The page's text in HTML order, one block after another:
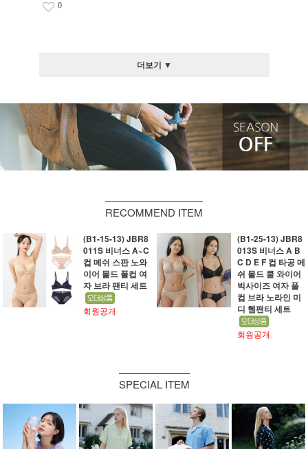
0
더보기 ▼
RECOMMEND ITEM
(B1-15-13) JBR8
011S 비너스 A~C
컵 메쉬 스판 노와
이어 몰드 풀컵 여
자 브라 팬티 세트
회원공개
(B1-25-13) JBR8
013S 비너스 A B
C D E F 컵 타공 메
쉬 몰드 쿨 와이어
빅사이즈 여자 풀
컵 브라 노라인 미
디 헴팬티 세트
회원공개
SPECIAL ITEM